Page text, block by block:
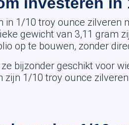
in 1/10 troy ounce zilveren
gewicht van 3,11 gram
op te bouwen, zonder
bijzonder geschikt voor
zijn 1/10 troy ounce